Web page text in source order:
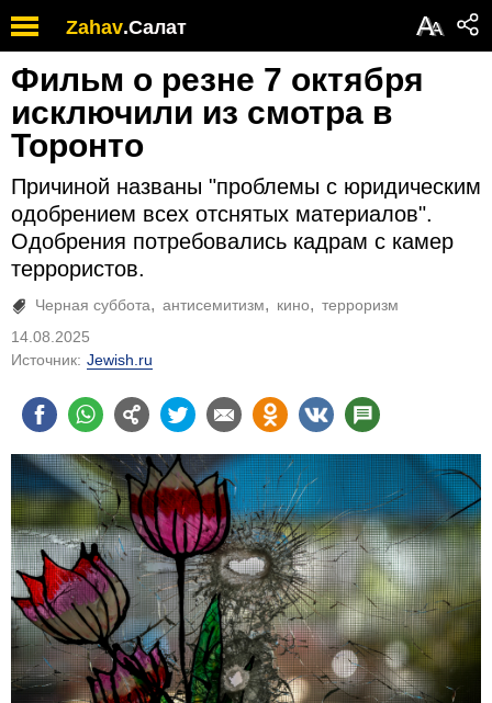
Zahav.Салат АА
Фильм о резне 7 октября
исключили из смотра в
Торонто
Причиной названы "проблемы с юридическим
одобрением всех отснятых материалов".
Одобрения потребовались кадрам с камер
террористов.
Черная суббота антисемитизм кино
терроризм
14.08.2025
Источник: Jewish.ru